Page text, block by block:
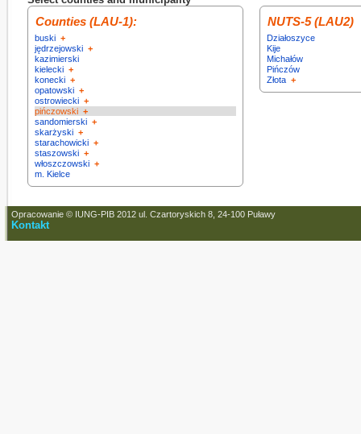
Counties (LAU-1):
buski +
jędrzejowski +
kazimierski
kielecki +
konecki +
opatowski +
ostrowiecki +
pińczowski +
sandomierski +
skarżyski +
starachowicki +
staszowski +
włoszczowski +
m. Kielce
NUTS-5 (LAU2)
Działoszyce
Kije
Michałów
Pińczów
Złota +
Opracowanie © IUNG-PIB 2012 ul. Czartoryskich 8, 24-100 Puławy
Kontakt